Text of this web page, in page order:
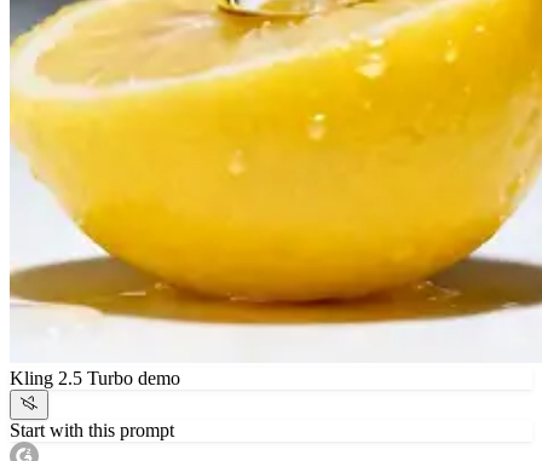
Kling 2.5 Turbo demo
Start with this prompt